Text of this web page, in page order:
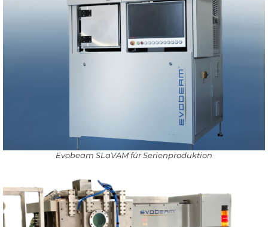
Evobeam SLaVAM für Serienproduktion